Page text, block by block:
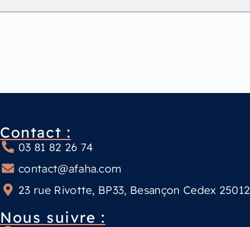
Contact :
03 81 82 26 74
contact@afaha.com
23 rue Rivotte, BP33, Besançon Cedex 25012
Nous suivre :